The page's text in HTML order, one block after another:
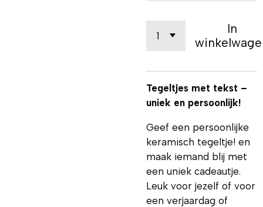
In
Tegeltjes met tekst –
uniek en persoonlijk!
Geef een persoonlijke
keramisch tegeltje! en
maak iemand blij met
een uniek cadeautje.
Leuk voor jezelf of voor
een verjaardag of